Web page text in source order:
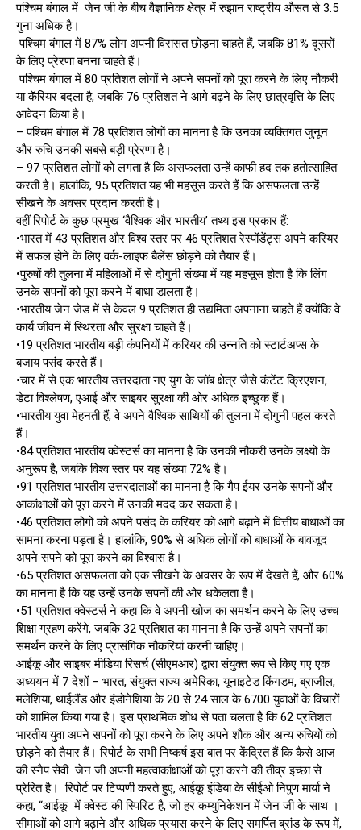
पश्चिम बंगाल में जेन जी के बीच वैज्ञानिक क्षेत्र में रुझान राष्ट्रीय औसत से 3.5
गुना अधिक है।
पश्चिम बंगाल में 87% लोग अपनी विरासत छोड़ना चाहते हैं, जबकि 81% दूसरों
के लिए प्रेरणा बनना चाहते हैं।
पश्चिम बंगाल में 80 प्रतिशत लोगों ने अपने सपनों को पूरा करने के लिए नौकरी
या कॅरियर बदला है, जबकि 76 प्रतिशत ने आगे बढ़ने के लिए छात्रवृत्ति के लिए
आवेदन किया है।
– पश्चिम बंगाल में 78 प्रतिशत लोगों का मानना है कि उनका व्यक्तिगत जुनून
और रुचि उनकी सबसे बड़ी प्रेरणा है।
– 97 प्रतिशत लोगों को लगता है कि असफलता उन्हें काफी हद तक हतोत्साहित
करती है। हालांकि, 95 प्रतिशत यह भी महसूस करते हैं कि असफलता उन्हें
सीखने के अवसर प्रदान करती है।
वहीं रिपोर्ट के कुछ प्रमुख ‘वैश्विक और भारतीय’ तथ्य इस प्रकार हैं:
•भारत में 43 प्रतिशत और विश्व स्तर पर 46 प्रतिशत रेस्पोंडेंट्स अपने करियर
में सफल होने के लिए वर्क-लाइफ बैलेंस छोड़ने को तैयार हैं।
•पुरुषों की तुलना में महिलाओं में से दोगुनी संख्या में यह महसूस होता है कि लिंग
उनके सपनों को पूरा करने में बाधा डालता है।
•भारतीय जेन जेड में से केवल 9 प्रतिशत ही उद्यमिता अपनाना चाहते हैं क्योंकि वे
कार्य जीवन में स्थिरता और सुरक्षा चाहते हैं।
•19 प्रतिशत भारतीय बड़ी कंपनियों में करियर की उन्नति को स्टार्टअप्स के
बजाय पसंद करते हैं।
•चार में से एक भारतीय उत्तरदाता नए युग के जॉब क्षेत्र जैसे कंटेंट क्रिएशन,
डेटा विश्लेषण, एआई और साइबर सुरक्षा की ओर अधिक इच्छुक हैं।
•भारतीय युवा मेहनती हैं, वे अपने वैश्विक साथियों की तुलना में दोगुनी पहल करते
हैं।
•84 प्रतिशत भारतीय क्वेस्टर्स का मानना है कि उनकी नौकरी उनके लक्ष्यों के
अनुरूप है, जबकि विश्व स्तर पर यह संख्या 72% है।
•91 प्रतिशत भारतीय उत्तरदाताओं का मानना है कि गैप ईयर उनके सपनों और
आकांक्षाओं को पूरा करने में उनकी मदद कर सकता है।
•46 प्रतिशत लोगों को अपने पसंद के करियर को आगे बढ़ाने में वित्तीय बाधाओं का
सामना करना पड़ता है। हालांकि, 90% से अधिक लोगों को बाधाओं के बावजूद
अपने सपने को पूरा करने का विश्वास है।
•65 प्रतिशत असफलता को एक सीखने के अवसर के रूप में देखते हैं, और 60%
का मानना है कि यह उन्हें उनके सपनों की ओर धकेलता है।
•51 प्रतिशत क्वेस्टर्स ने कहा कि वे अपनी खोज का समर्थन करने के लिए उच्च
शिक्षा ग्रहण करेंगे, जबकि 32 प्रतिशत का मानना है कि उन्हें अपने सपनों का
समर्थन करने के लिए प्रासंगिक नौकरियां करनी चाहिए।
आईकू और साइबर मीडिया रिसर्च (सीएमआर) द्वारा संयुक्त रूप से किए गए एक
अध्ययन में 7 देशों – भारत, संयुक्त राज्य अमेरिका, यूनाइटेड किंगडम, ब्राजील,
मलेशिया, थाईलैंड और इंडोनेशिया के 20 से 24 साल के 6700 युवाओं के विचारों
को शामिल किया गया है। इस प्राथमिक शोध से पता चलता है कि 62 प्रतिशत
भारतीय युवा अपने सपनों को पूरा करने के लिए अपने शौक और अन्य रुचियों को
छोड़ने को तैयार हैं। रिपोर्ट के सभी निष्कर्ष इस बात पर केंद्रित हैं कि कैसे आज
की स्नैप सेवी जेन जी अपनी महत्वाकांक्षाओं को पूरा करने की तीव्र इच्छा से
प्रेरित है। रिपोर्ट पर टिप्पणी करते हुए, आईकू इंडिया के सीईओ निपुण मार्या ने
कहा, “आईकू में क्वेस्ट की स्पिरिट है, जो हर कम्युनिकेशन में जेन जी के साथ ।
सीमाओं को आगे बढ़ाने और अधिक प्रयास करने के लिए समर्पित ब्रांड के रूप में,